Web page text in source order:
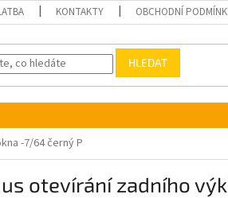
KONTAKTY OBCHODNÍ
HLEDAT
-7/64 černý P
otevírání zadního